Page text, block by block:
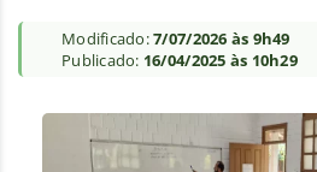
Modificado:7/07/2026 às 9h49
Publicado: 16/04/2025 às 10h29